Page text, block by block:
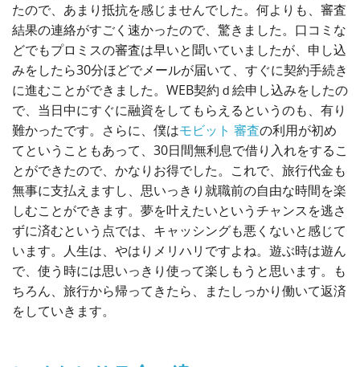
たので、あまり抵抗を感じませんでした。何よりも、審査
結果の連絡がすごく速かったので、驚きました。口コミな
どでもプロミスの審査は早いと聞いていましたが、申し込
みをしたら30分ほどでメールが届いて、すぐに契約手続き
に進むことができました。WEB契約ｄ絵申し込みをしたの
で、当日中にすぐに融資をしてもらえるというのも、有り
難かったです。さらに、僕はモビット 審査の利用が初め
てということもあって、30日間無利息で借り入れをするこ
とができたので、かなりお得でした。これで、旅行代金も
無事に支払えますし、思いっきり就職前の自由な時間を楽
しむことができます。夢を叶えたいというチャンスを逃さ
ずに済むという点では、キャッシングも悪くないと感じて
います。人生は、やはりメリハリですよね。遊ぶ時は遊ん
で、使う時には思いっきり使って楽しもうと思います。も
ちろん、旅行から帰ってきたら、またしっかり働いて返済
をしていきます。